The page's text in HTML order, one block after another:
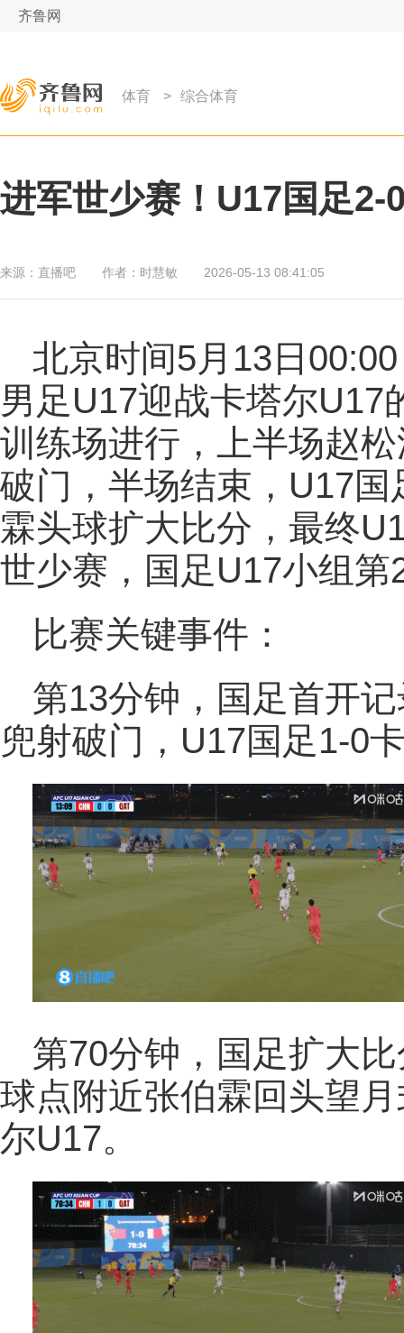
齐鲁网
体育 > 综合体育
进军世少赛！U17国足2-
来源： 直播吧 作者： 时慧敏 2026-05-13 08:41:05
北京时间5月13日
男足U17迎战卡塔尔U17
训练场进行，上半场赵
破门，半场结束，U17
霖头球扩大比分，最终
世少赛，国足U17小组第
比赛关键事件：
第13分钟，国足首开
兜射破门，U17国足1-0
第70分钟，国足扩大
球点附近张伯霖回头望
尔U17。